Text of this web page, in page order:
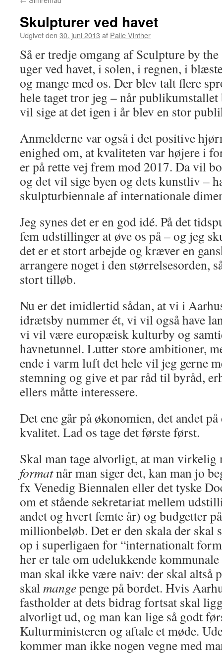
Skulpturer ved havet
Udgivet den 30. juni 2013 af Palle Vinther
Så er tredje omgang af Sculpture by
uger ved havet, i solen, i regnen, i
og mange med os. Der blev talt flere
hele taget tror jeg – når
vil sige at det igen i år blev en stor
Anmelderne var også i det positive
enighed om, at kvaliteten var højere i
er på rette vej frem mod 2017. Da vil
og det vil sige byen og dets kunstliv –
skulpturbiennale af internationale
Jeg synes det er en god idé. På det
fem udstillinger at øve os på – og jeg
det er et stort arbejde og kræver en
arrangere noget i den størrelsesorden,
stort tilløb.
Nu er det imidlertid sådan, at vi i
idrætsby nummer ét, vi vil også have
vi vil være europæisk kulturby og
havnetunnel. Lutter store ambitioner,
ende i varm luft det hele vil jeg gerne
stemning og give et par råd til byråd,
ellers måtte interessere.
Det ene går på økonomien, det andet
kvalitet. Lad os tage det første først.
Skal man tage alvorligt, at man
formatnår man siger det, kan man jo
fx Venedig Biennalen eller det tyske
om et stående sekretariat mellem
andet og hvert femte år) og budgetter
millionbeløb. Det er den skala der skal
op i superligaen for “internationalt
her er tale om udelukkende
man skal ikke være naiv: der skal altså
skalmangepenge på bordet. Hvis
fastholder at dets bidrag fortsat skal
alvorligt ud, og man kan lige så godt
Kulturministeren og aftale et møde.
kommer man ikke nogen vegne med